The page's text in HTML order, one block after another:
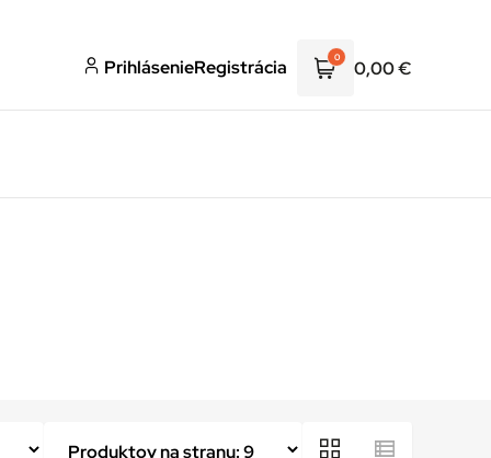
PrihlásenieRegistrácia 0 0,00€